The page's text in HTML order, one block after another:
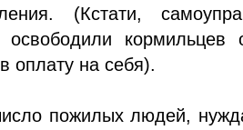
(Кстати,
освободили
оплату на себя).
пожилых людей,